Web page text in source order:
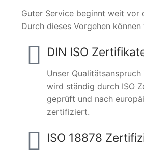
Guter Service beginnt weit vor
Durch dieses Vorgehen
DIN ISO
Unser
wird ständig durch ISO
geprüft und nach
zertifiziert.
ISO 18878